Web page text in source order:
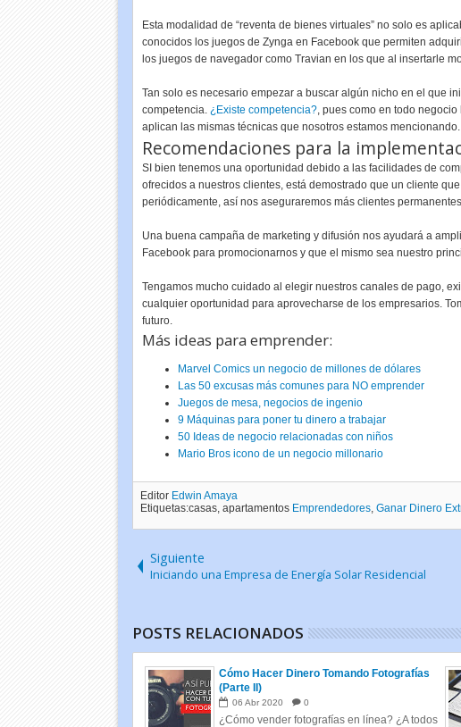
Esta modalidad de “reventa de bienes virtuales” no solo es
conocidos los juegos de Zynga en Facebook que permiten
los juegos de navegador como Travian en los que al insertarle
Tan solo es necesario empezar a buscar algún nicho en el que
competencia. ¿Existe competencia?, pues como en todo
aplican las mismas técnicas que nosotros estamos mencionando.
Recomendaciones para la
SI bien tenemos una oportunidad debido a las facilidades de
ofrecidos a nuestros clientes, está demostrado que un cliente
periódicamente, así nos aseguraremos más clientes
Una buena campaña de marketing y difusión nos ayudará a
Facebook para promocionarnos y que el mismo sea nuestro
Tengamos mucho cuidado al elegir nuestros canales de pago,
cualquier oportunidad para aprovecharse de los empresarios.
futuro.
Más ideas para emprender:
Marvel Comics un negocio de millones de dólares
Las 50 excusas más comunes para NO emprender
Juegos de mesa, negocios de ingenio
9 Máquinas para poner tu dinero a trabajar
50 Ideas de negocio relacionadas con niños
Mario Bros icono de un negocio millonario
Editor Edwin Amaya
Etiquetas:casas, apartamentos Emprendedores, Ganar Dinero
Siguiente
Iniciando una Empresa de Energía Solar Residencial
POSTS RELACIONADOS
Cómo Hacer Dinero Tomando Fotografías
(Parte II)
06 Abr 2020 0
¿Cómo vender fotografías en línea? ¿A todos